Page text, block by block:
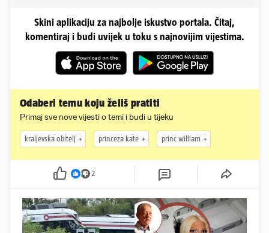
Skini aplikaciju za najbolje iskustvo portala. Čitaj,
komentiraj i budi uvijek u toku s najnovijim vijestima.
Odaberi temu koju želiš pratiti
Primaj sve nove vijesti o temi i budi u tijeku
kraljevska obitelj princeza kate princ william
2